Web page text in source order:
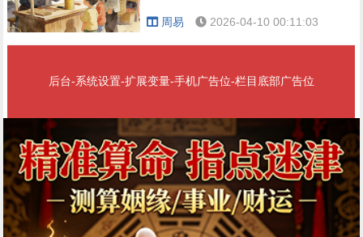
周易 2026-04-10 00:11:03
后台-系统设置-扩展变量-手机广告位-栏目底部广告位